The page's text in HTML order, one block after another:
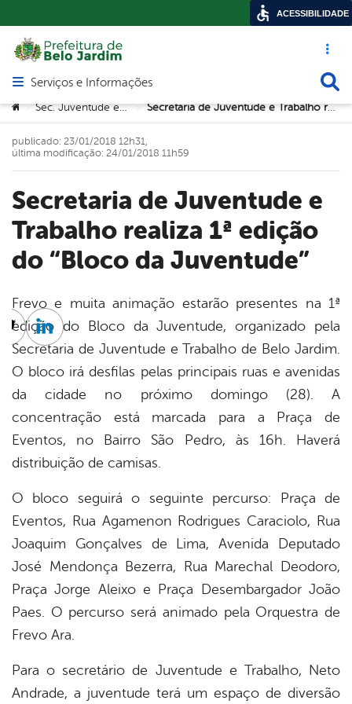
Acesso
Abrir menu principal de navegação
Serviços e Informações
Você está aqui:
> Sec. Juventude e Trabalho > Secretaria de Juventude e Trabalho realiza 1ª edição do “Bloco da Juventude”
Secretaria de Juventude e
Trabalho realiza 1ª edição
do “Bloco da Juventude”
publicado: 23/01/2018 12h31,
última modificação: 24/01/2018 11h59
Frevo e muita animação estarão presentes na 1ª
edição do Bloco da Juventude, organizado pela
Secretaria de Juventude e Trabalho de Belo Jardim.
O bloco irá desfilas pelas principais ruas e avenidas
da cidade no próximo domingo (28). A
concentração está marcada para a Praça de
Eventos, no Bairro São Pedro, às 16h. Haverá
distribuição de camisas.
O bloco seguirá o seguinte percurso: Praça de
Eventos, Rua Agamenon Rodrigues Caraciolo, Rua
Joaquim Gonçalves de Lima, Avenida Deputado
José Mendonça Bezerra, Rua Marechal Deodoro,
Praça Jorge Aleixo e Praça Desembargador João
Paes. O percurso será animado pela Orquestra de
Frevo Ara.
Para o secretário de Juventude e Trabalho, Neto
Andrade, a juventude terá um espaço de diversão
Twitter
Linkedin
ACESSIBILIDADE